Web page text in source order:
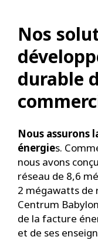
Nos
durable
Nous assurons
énergies.
nous avons
réseau de 8,6
2 mégawatts de
Centrum
de la facture
et de ses